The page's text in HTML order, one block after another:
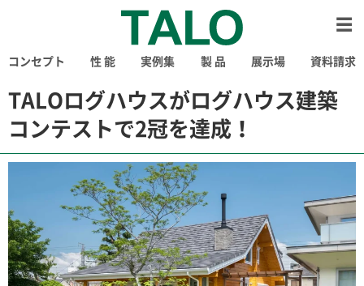
コンセプト 性 能 実例集 製 品 展示場 資料請求
TALOログハウスがログハウス建築
コンテストで2冠を達成！